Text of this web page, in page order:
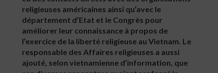
religieuses américaines ainsi qu’avec le
département d’Etat et le Congrès pour
améliorer leur connaissance à propos de
l’exercice de la liberté religieuse au Vietnam. Le
responsable des Affaires religieuses a aussi
ajouté, selon vietnamienne d’information, que